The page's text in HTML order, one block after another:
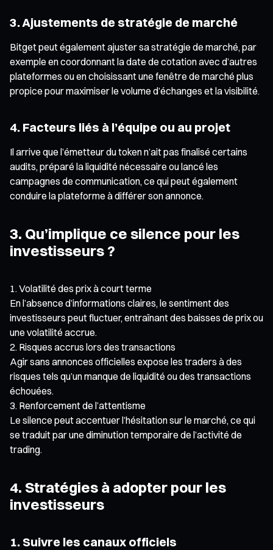
3. Ajustements de stratégie de marché
Bitget peut également ajuster sa stratégie de marché, par
exemple en coordonnant la date de cotation avec d’autres
plateformes ou en choisissant une fenêtre de marché plus
propice pour maximiser le volume d’échanges et la visibilité.
4. Facteurs liés à l’équipe ou au projet
Il arrive que l’émetteur du token n’ait pas finalisé certains
audits, préparé la liquidité nécessaire ou lancé les
campagnes de communication, ce qui peut également
conduire la plateforme à différer son annonce.
3. Qu’implique ce silence pour les
investisseurs ?
Volatilité des prix à court terme
En l’absence d’informations claires, le sentiment des
investisseurs peut fluctuer, entraînant des baisses de prix ou
une volatilité accrue.
Risques accrus lors des transactions
Agir sans annonces officielles expose les traders à des
risques tels qu’un manque de liquidité ou des transactions
échouées.
Renforcement de l’attentisme
Le silence peut accentuer l’hésitation sur le marché, ce qui
se traduit par une diminution temporaire de l’activité de
trading.
4. Stratégies à adopter pour les
investisseurs
1. Suivre les canaux officiels